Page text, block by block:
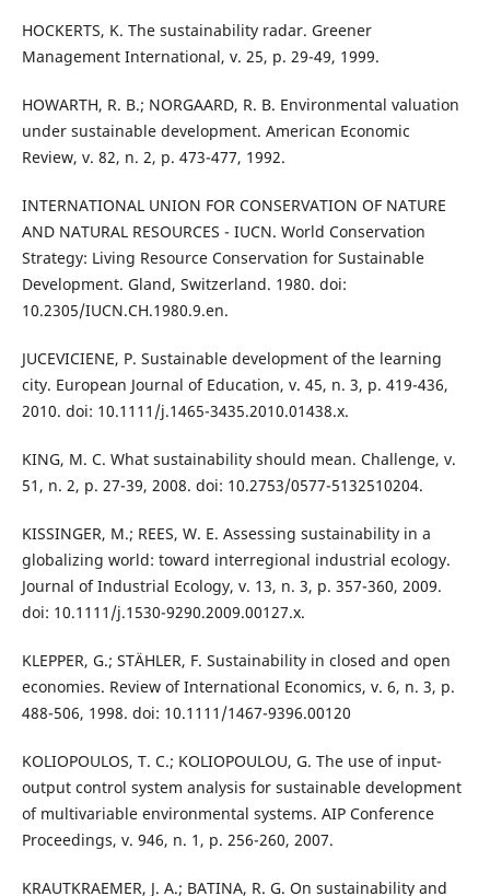
HOCKERTS, K. The sustainability radar. Greener
Management International, v. 25, p. 29-49, 1999.
HOWARTH, R. B.; NORGAARD, R. B. Environmental valuation
under sustainable development. American Economic
Review, v. 82, n. 2, p. 473-477, 1992.
INTERNATIONAL UNION FOR CONSERVATION OF NATURE
AND NATURAL RESOURCES - IUCN. World Conservation
Strategy: Living Resource Conservation for Sustainable
Development. Gland, Switzerland. 1980. doi:
10.2305/IUCN.CH.1980.9.en.
JUCEVICIENE, P. Sustainable development of the learning
city. European Journal of Education, v. 45, n. 3, p. 419-436,
2010. doi: 10.1111/j.1465-3435.2010.01438.x.
KING, M. C. What sustainability should mean. Challenge, v.
51, n. 2, p. 27-39, 2008. doi: 10.2753/0577-5132510204.
KISSINGER, M.; REES, W. E. Assessing sustainability in a
globalizing world: toward interregional industrial ecology.
Journal of Industrial Ecology, v. 13, n. 3, p. 357-360, 2009.
doi: 10.1111/j.1530-9290.2009.00127.x.
KLEPPER, G.; STÄHLER, F. Sustainability in closed and open
economies. Review of International Economics, v. 6, n. 3, p.
488-506, 1998. doi: 10.1111/1467-9396.00120
KOLIOPOULOS, T. C.; KOLIOPOULOU, G. The use of input-
output control system analysis for sustainable development
of multivariable environmental systems. AIP Conference
Proceedings, v. 946, n. 1, p. 256-260, 2007.
KRAUTKRAEMER, J. A.; BATINA, R. G. On sustainability and